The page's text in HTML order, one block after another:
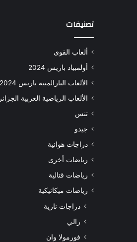
تصنيفات
ألعاب القوى
أولمبياد باريس 2024
الألعاب البارالمبية باريس 2024
الألعاب الرياضية العربية الجزائر 2023
تنس
جيدو
دراجات هوائية
رياضات أخرى
رياضات قتالية
رياضات ميكانيكية
دراجات نارية
رالي
فورمولا وان